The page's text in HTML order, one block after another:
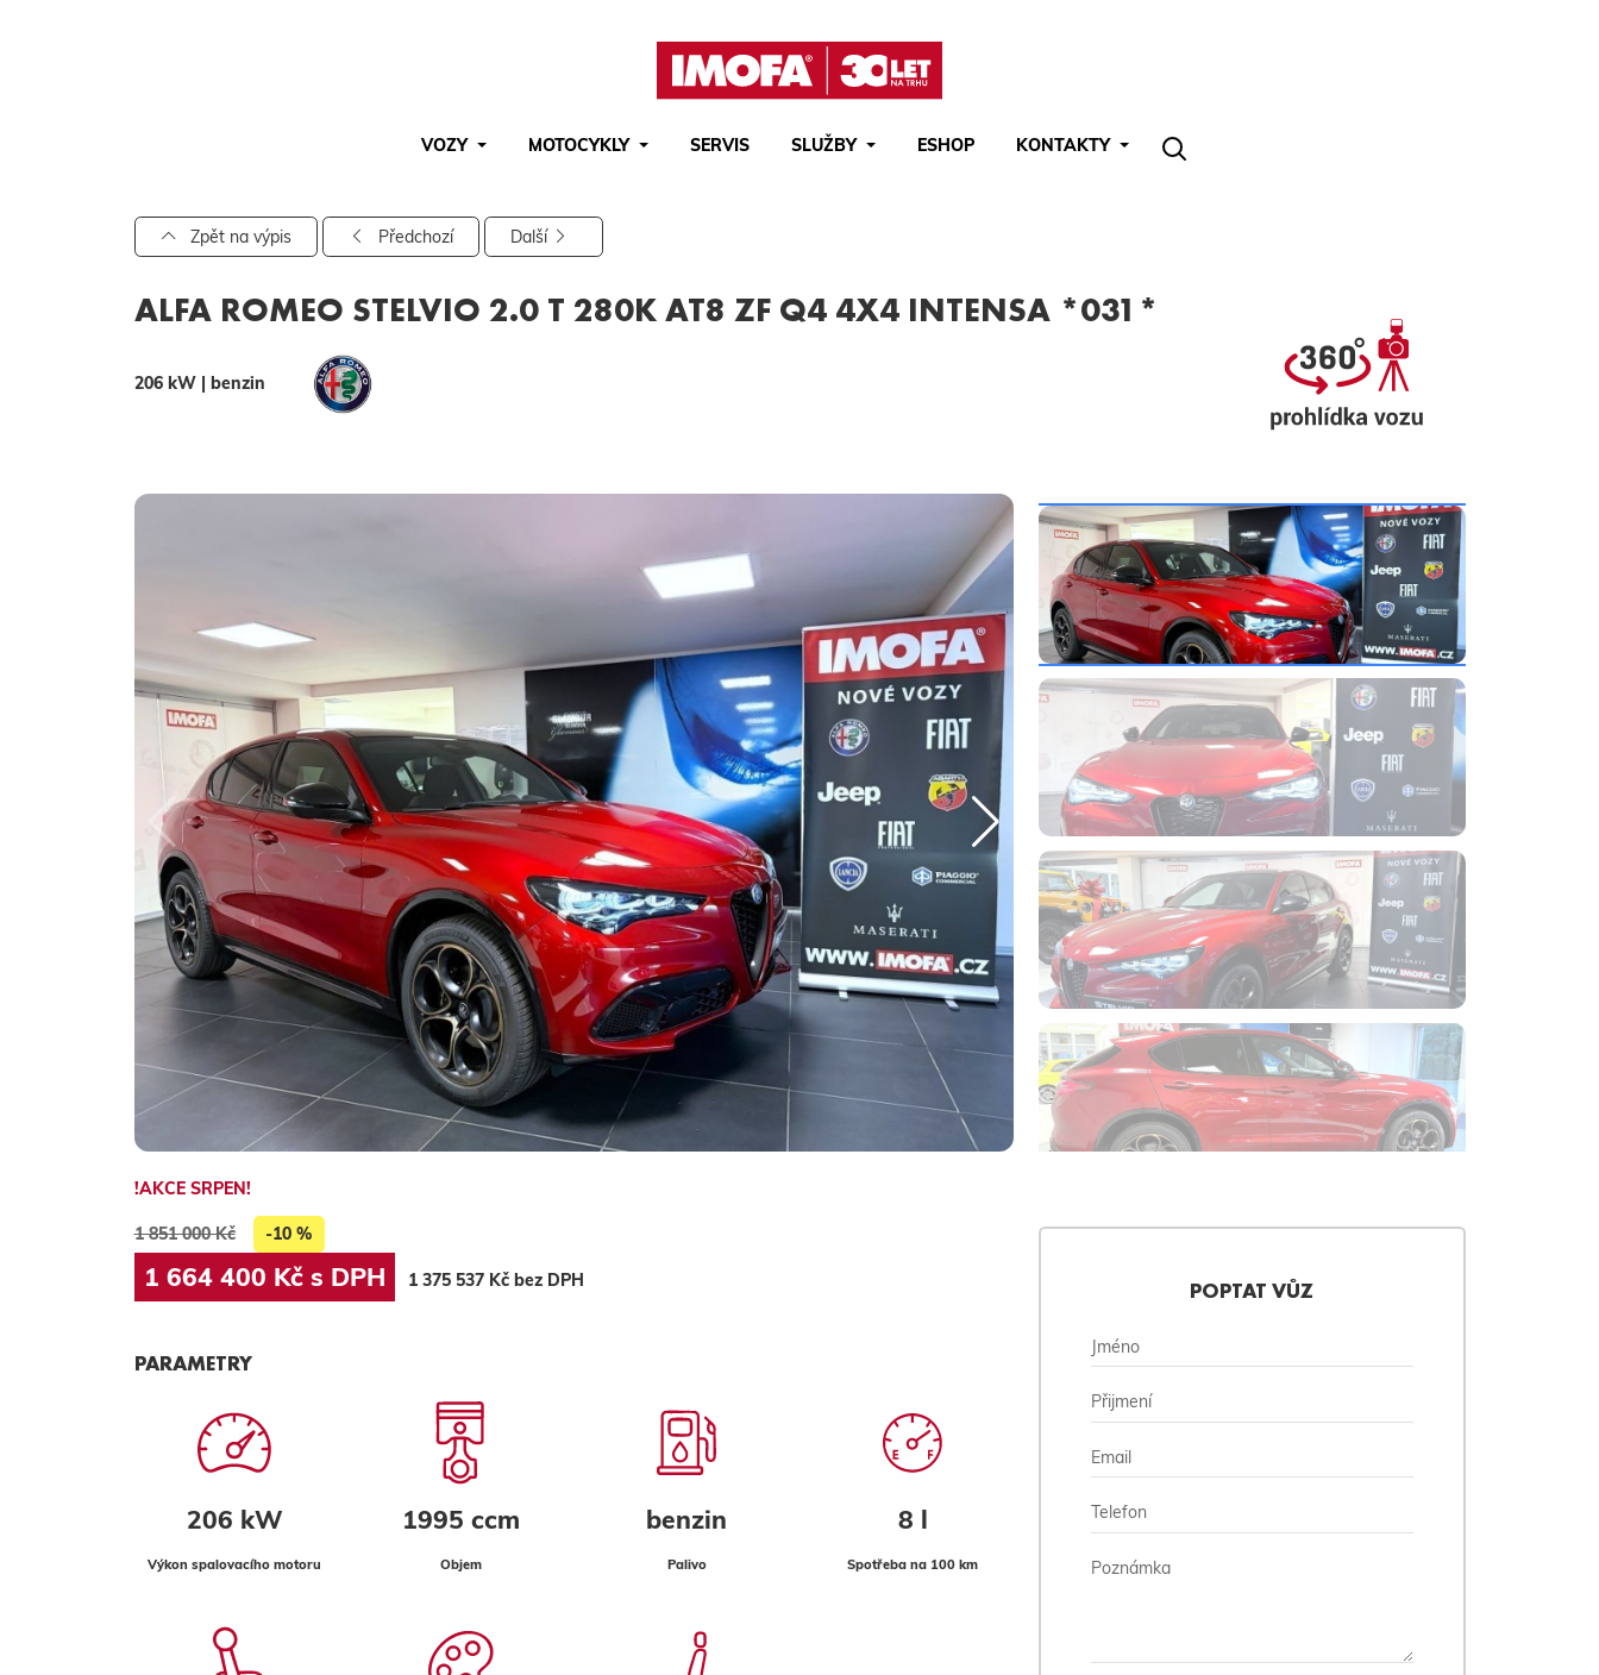
VOZY MOTOCYKLY SERVIS SLUŽBY ESHOP
KONTAKTY
Pro vyhledávání zadejte alespoň 3 znaky.
Zpět na výpis Předchozí Další
ALFA ROMEO STELVIO 2.0 T 280K AT8 ZF Q4 4X4 INTENSA *031*
206 kW | benzin
!AKCE SRPEN!
1 851 000 Kč -10 %
1 664 400 Kč s DPH 1 375 537 Kč bez DPH
PARAMETRY
206 kW
Výkon spalovacího motoru
1995 ccm
Objem
benzin
Palivo
8 l
Spotřeba na 100 km
POPTAT VŮZ